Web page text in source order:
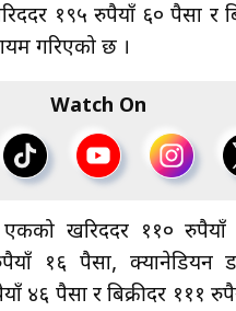
१९५ रुपैयाँ ६० पैसा र
गरिएको छ ।
Watch On
एकको खरिददर ११०
१६ पैसा, क्यानेडियन
४६ पैसा र बिक्रीदर १११